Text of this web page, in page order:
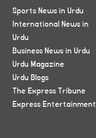
Sports News in Urdu
International News in
Urdu
Business News in Urdu
Urdu Magazine
Urdu Blogs
The Express Tribune
Express Entertainment